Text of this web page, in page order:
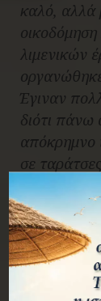
καλό, αλλά
λιμενικών
Έγιναν
διότι πάνω
απόκρημνο
σε
σήμερα το
συνέδεσε
πάρα πολλά
19ου αιώνα.